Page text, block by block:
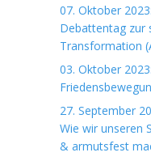
07. Oktober
Debattentag zur
Transformation
03. Oktober
27. September
Wie wir unseren
& armutsfest